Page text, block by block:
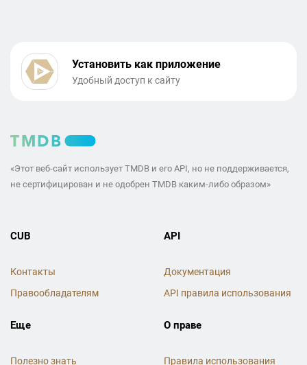
Установить как приложение
Удобный доступ к сайту
«Этот веб-сайт использует TMDB и его API, но не поддерживается,
не сертифицирован и не одобрен TMDB каким-либо образом»
CUB
Контакты
Правообладателям
API
Документация
API правила использования
Еще
Полезно знать
О праве
Правила использования